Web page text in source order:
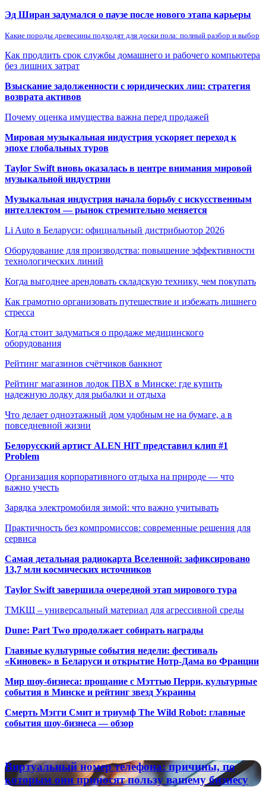
Эд Ширан задумался о паузе после нового этапа карьеры
Какие породы древесины подходят для доски пола: полный разбор и выбор
Как продлить срок службы домашнего и рабочего компьютера
без лишних затрат
Взыскание задолженности с юридических лиц: стратегия
возврата активов
Почему оценка имущества важна перед продажей
Мировая музыкальная индустрия ускоряет переход к
эпохе глобальных туров
Taylor Swift вновь оказалась в центре внимания мировой
музыкальной индустрии
Музыкальная индустрия начала борьбу с искусственным
интеллектом — рынок стремительно меняется
Li Auto в Беларуси: официальный дистрибьютор 2026
Оборудование для производства: повышение эффективности
технологических линий
Когда выгоднее арендовать складскую технику, чем покупать
Как грамотно организовать путешествие и избежать лишнего
стресса
Когда стоит задуматься о продаже медицинского
оборудования
Рейтинг магазинов счётчиков банкнот
Рейтинг магазинов лодок ПВХ в Минске: где купить
надежную лодку для рыбалки и отдыха
Что делает одноэтажный дом удобным не на бумаге, а в
повседневной жизни
Белорусский артист ALEN HIT представил клип #1
Problem
Организация корпоративного отдыха на природе — что
важно учесть
Зарядка электромобиля зимой: что важно учитывать
Практичность без компромиссов: современные решения для
сервиса
Самая детальная радиокарта Вселенной: зафиксировано
13,7 млн космических источников
Taylor Swift завершила очередной этап мирового тура
ТМКЩ – универсальный материал для агрессивной среды
Dune: Part Two продолжает собирать награды
Главные культурные события недели: фестиваль
«Киновек» в Беларуси и открытие Нотр-Дама во Франции
Мир шоу-бизнеса: прощание с Мэттью Перри, культурные
события в Минске и рейтинг звезд Украины
Смерть Мэгги Смит и триумф The Wild Robot: главные
события шоу-бизнеса — обзор
Виртуальный
номер
телефона:
Виртуальный номер телефона: причины, по
которым они приносят пользу вашему бизнесу